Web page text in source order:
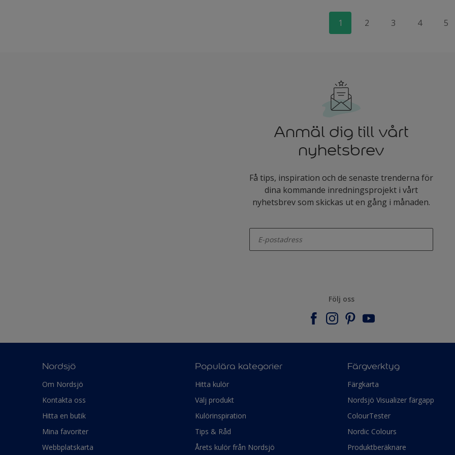
1 2 3 4 5
Anmäl dig till vårt
nyhetsbrev
Få tips, inspiration och de senaste trenderna för
dina kommande inredningsprojekt i vårt
nyhetsbrev som skickas ut en gång i månaden.
Följ oss
Nordsjö
Om Nordsjö
Kontakta oss
Hitta en butik
Mina favoriter
Webbplatskarta
Populära kategorier
Hitta kulör
Välj produkt
Kulörinspiration
Tips & Råd
Årets kulör från Nordsjö
Färgverktyg
Färgkarta
Nordsjö Visualizer färgapp
ColourTester
Nordic Colours
Produktberäknare